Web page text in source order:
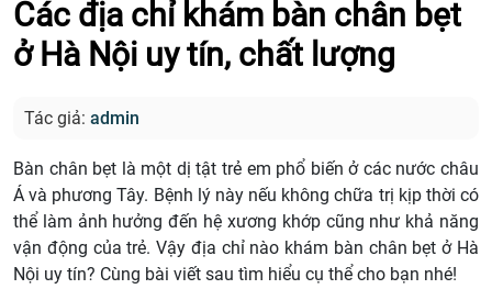
Các địa chỉ khám bàn chân bẹt
ở Hà Nội uy tín, chất lượng
Tác giả: admin
Bàn chân bẹt là một dị tật trẻ em phổ biến ở các nước châu
Á và phương Tây. Bệnh lý này nếu không chữa trị kịp thời có
thể làm ảnh hưởng đến hệ xương khớp cũng như khả năng
vận động của trẻ. Vậy địa chỉ nào khám bàn chân bẹt ở Hà
Nội uy tín? Cùng bài viết sau tìm hiểu cụ thể cho bạn nhé!